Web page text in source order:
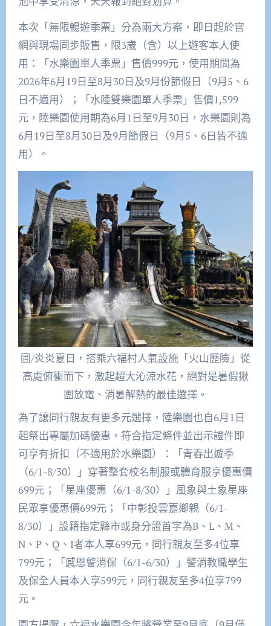
本次「無限暢遊季票」分為兩大方案，即日起於官
網與現場同步販售，限3歲（含）以上遊客本人使
用：「水樂園單人季票」售價999元，使用期間為
2026年6月19日至8月30日及9月份節假日（9月5、6
日不適用）；「水陸雙樂園單人季票」售價1,599
元，陸樂園使用期為6月1日至9月30日，水樂園則為
6月19日至8月30日及9月節假日（9月5、6日皆不適
用）。
圖/炎炎夏日，搭乘六福村人氣設施「火山歷險」從
高處俯衝而下，激起超大沁涼水花，絕對是暑假揪
團放電、消暑解熱的最佳選擇。
為了讓同行親友有更多元選擇，陸樂園也自6月1日
起祭出專屬加碼優惠，符合指定條件並出示證件即
可享有折扣（不適用於水樂園）：「青春出遊季
（6/1-8/30）」穿著整套校名制服或體育服享優惠價
699元；「星座優惠（6/1-8/30）」風象與土象星座
民眾享優惠價699元；「中彰投雲嘉鄉親（6/1-
8/30）」設籍指定縣市或身分證首字為B、L、M、
N、P、Q、I者本人享699元，同行親友至多4位享
799元；「感恩警消保（6/1-6/30）」警消教職學生
及保全人員本人享599元，同行親友至多4位享799
元。